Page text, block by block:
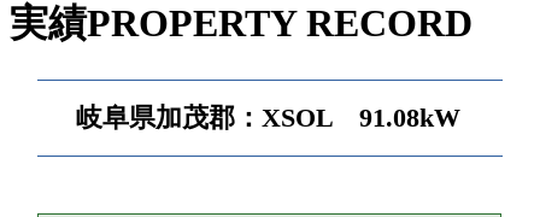
実績PROPERTY RECORD
岐阜県加茂郡：XSOL 91.08kW